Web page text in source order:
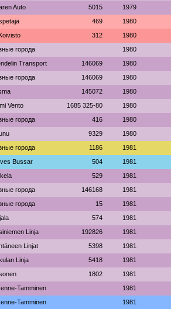
Auto 5015 1979
469 1980
312 1980
города 1980
Transport 146069 1980
города 146069 1980
145072 1980
Vento 1685 325-80 1980
города 416 1980
9329 1980
города 1186 1981
Bussar 504 1981
529 1981
города 146168 1981
города 15 1981
574 1981
Linja 192826 1981
Linjat 5398 1981
Linja 5418 1981
1802 1981
Tamminen 1981
Tamminen 1981